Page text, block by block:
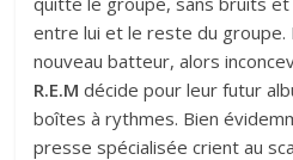
entre lui et le reste du groupe.
nouveau batteur, alors
R.E.M décide pour leur futur
boîtes à rythmes. Bien
presse spécialisée crient au